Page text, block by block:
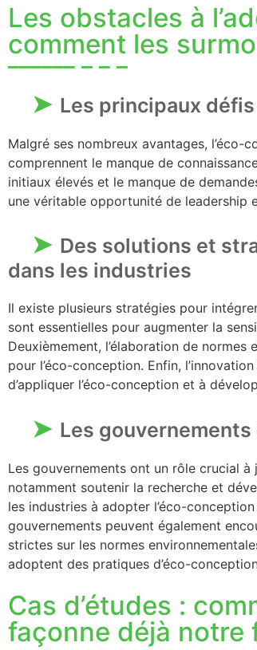
Les obstacles à
comment les
Les principaux
Malgré ses nombreux avantages,
comprennent le manque de
initiaux élevés et le manque de
une véritable opportunité de leadership
Des solutions et
dans les industries
Il existe plusieurs stratégies pour
sont essentielles pour augmenter la
Deuxièmement, l’élaboration de
pour l’éco-conception. Enfin,
d’appliquer l’éco-conception et à
Les
Les gouvernements ont un rôle crucial
notamment soutenir la recherche et
les industries à adopter l’éco-
gouvernements peuvent également
strictes sur les normes
adoptent des pratiques d’éco-
Cas d’études :
façonne déjà notre